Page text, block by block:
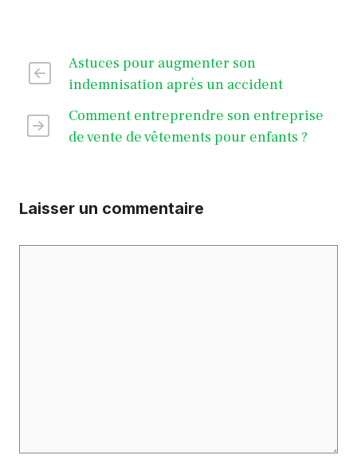
Astuces pour augmenter son
indemnisation après un accident
Comment entreprendre son entreprise
de vente de vêtements pour enfants ?
Laisser un commentaire